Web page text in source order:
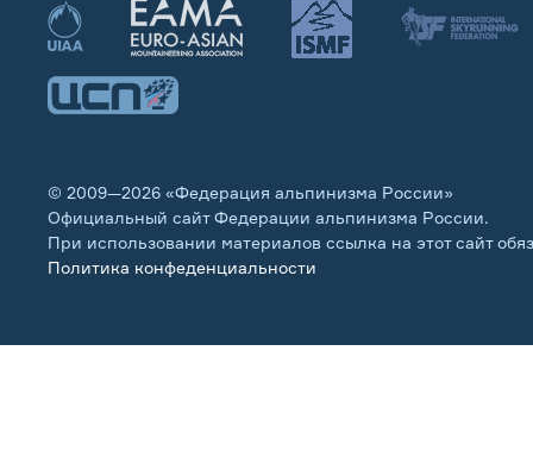
© 2009—2026 «Федерация альпинизма России»
Официальный сайт Федерации альпинизма России.
При использовании материалов ссылка на этот сайт
Политика конфеденциальности